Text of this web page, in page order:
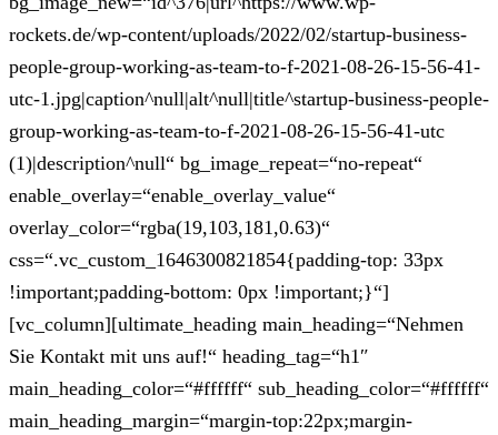
rockets.de/wp-content/uploads/2022/02/startup-business-
people-group-working-as-team-to-f-2021-08-26-15-56-41-
utc-1.jpg|caption^null|alt^null|title^startup-business-people-
group-working-as-team-to-f-2021-08-26-15-56-41-utc
(1)|description^null“ bg_image_repeat=“no-repeat“
enable_overlay=“enable_overlay_value“
overlay_color=“rgba(19,103,181,0.63)“
css=“.vc_custom_1646300821854{padding-top: 33px
!important;padding-bottom: 0px !important;}“]
[vc_column][ultimate_heading main_heading=“Nehmen
Sie Kontakt mit uns auf!“ heading_tag=“h1″
main_heading_color=“#ffffff“ sub_heading_color=“#ffffff“
main_heading_margin=“margin-top:22px;margin-